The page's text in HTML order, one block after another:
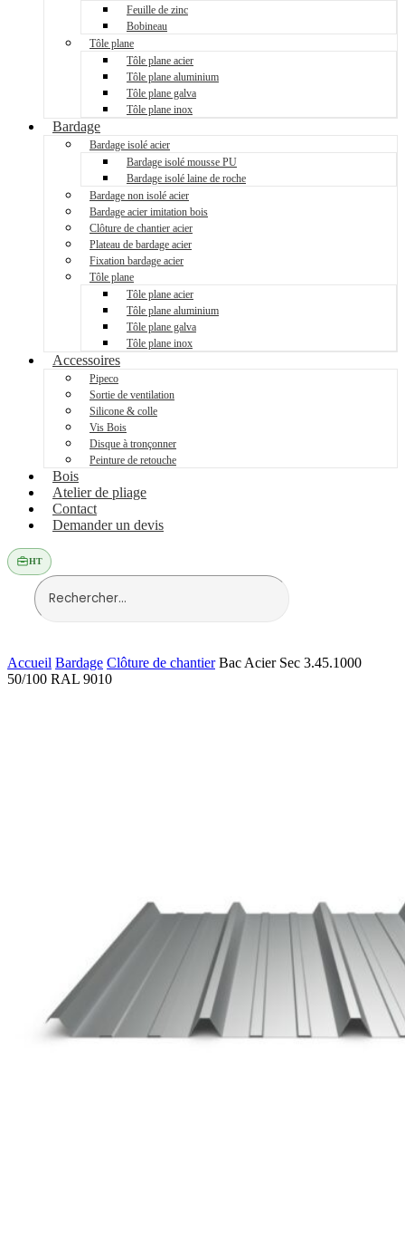
Feuille de zinc
Bobineau
Tôle plane
Tôle plane acier
Tôle plane aluminium
Tôle plane galva
Tôle plane inox
Bardage
Bardage isolé acier
Bardage isolé mousse PU
Bardage isolé laine de roche
Bardage non isolé acier
Bardage acier imitation bois
Clôture de chantier acier
Plateau de bardage acier
Fixation bardage acier
Tôle plane
Tôle plane acier
Tôle plane aluminium
Tôle plane galva
Tôle plane inox
Accessoires
Pipeco
Sortie de ventilation
Silicone & colle
Vis Bois
Disque à tronçonner
Peinture de retouche
Bois
Atelier de pliage
Contact
Demander un devis
HT
Accueil Bardage Clôture de chantier Bac Acier Sec 3.45.1000
50/100 RAL 9010